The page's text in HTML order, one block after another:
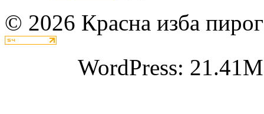
© 2026 Красна изба
WordPress: